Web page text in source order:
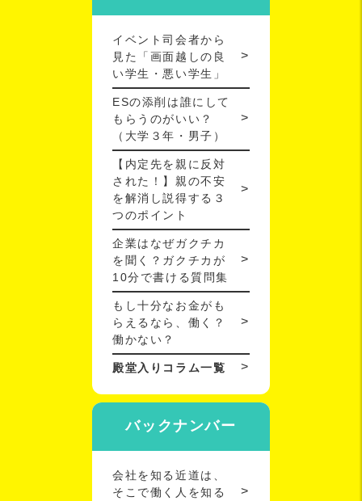
イベント司会者から
見た「画面越しの良
い学生・悪い学生」
ESの添削は誰にして
もらうのがいい？
（大学３年・男子）
【内定先を親に反対
された！】親の不安
を解消し説得する３
つのポイント
企業はなぜガクチカ
を聞く？ガクチカが
10分で書ける質問集
もし十分なお金がも
らえるなら、働く？
働かない？
殿堂入りコラム一覧
バックナンバー
会社を知る近道は、
そこで働く人を知る